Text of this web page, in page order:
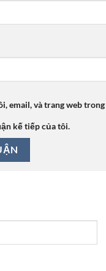
email, và trang web
kế tiếp của tôi.